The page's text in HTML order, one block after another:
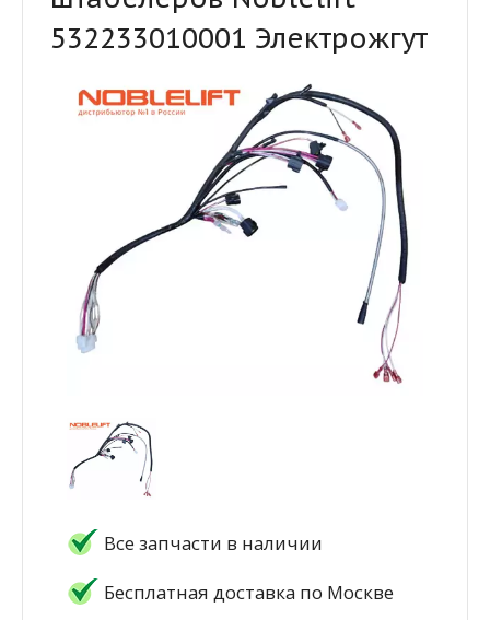
532233010001 Электрожгут
Все запчасти в наличии
Бесплатная доставка по Москве